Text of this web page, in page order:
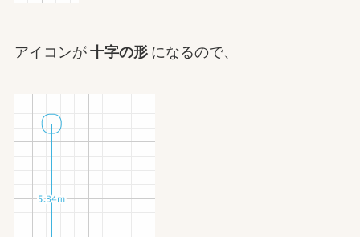
アイコンが 十字の形 になるので、